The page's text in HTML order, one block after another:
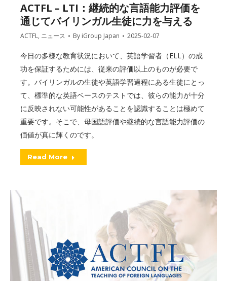
ACTFL – LTI：継続的な言語能力評価を
通じてバイリンガル生徒に力を与える
ACTFL, ニュース By iGroup Japan 2025-02-07
今日の多様な教育状況において、英語学習者（ELL）の成
功を保証するためには、従来の評価以上のものが必要で
す。バイリンガルの生徒や英語学習過程にある生徒にとっ
て、標準的な英語ベースのテストでは、彼らの能力が十分
に反映されない可能性があることを認識することは極めて
重要です。そこで、母国語評価や継続的な言語能力評価の
価値が真に輝くのです。
Read More